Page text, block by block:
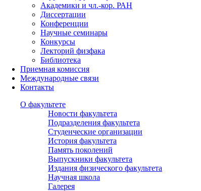
Академики и чл.-кор. РАН
Диссертации
Конференции
Научные семинары
Конкурсы
Лекторий физфака
Библиотека
Приемная комиссия
Международные связи
Контакты
О факультете
Новости факультета
Подразделения факультета
Студенческие организации
История факультета
Память поколений
Выпускники факультета
Издания физического факультета
Научная школа
Галерея